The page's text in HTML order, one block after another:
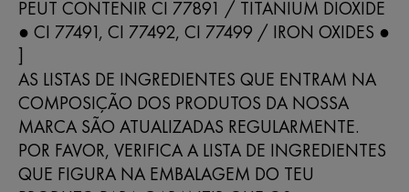
PEUT CONTENIR CI 77891 / TITANIUM DIOXIDE
● CI 77491, CI 77492, CI 77499 / IRON OXIDES ●
]
AS LISTAS DE INGREDIENTES QUE ENTRAM NA
COMPOSIÇÃO DOS PRODUTOS DA NOSSA
MARCA SÃO ATUALIZADAS REGULARMENTE.
POR FAVOR, VERIFICA A LISTA DE INGREDIENTES
QUE FIGURA NA EMBALAGEM DO TEU